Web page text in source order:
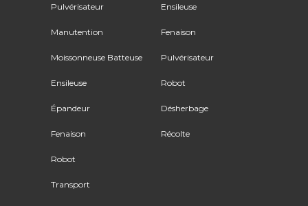
Pulvérisateur
Manutention
Moissonneuse Batteuse
Ensileuse
Épandeur
Fenaison
Robot
Transport
Ensileuse
Fenaison
Pulvérisateur
Robot
Désherbage
Récolte